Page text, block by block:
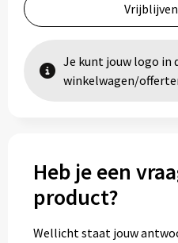
Je kunt jouw logo in
winkelwagen/
Heb je een
product?
Wellicht staat jouw